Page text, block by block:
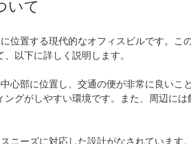
いて
位置する現代的なオフィスビルです。
以下に詳しく説明します。
心部に位置し、交通の便が非常に良い
グがしやすい環境です。また、周辺に
ニーズに対応した設計がなされていま